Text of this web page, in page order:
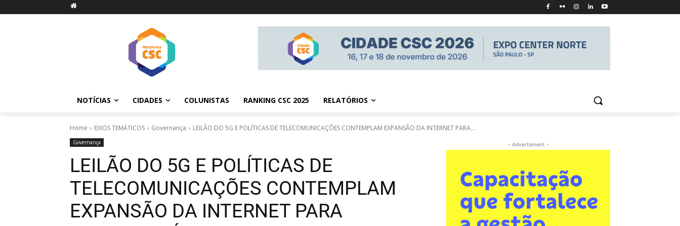
NOTÍCIAS CIDADES COLUNISTAS RANKING CSC 2025 RELATÓRIOS
Home EIXOS TEMÁTICOS Governança LEILÃO DO 5G E POLÍTICAS DE TELECOMUNICAÇÕES CONTEMPLAM EXPANSÃO DA INTERNET PARA...
Governança
LEILÃO DO 5G E POLÍTICAS DE
TELECOMUNICAÇÕES CONTEMPLAM
EXPANSÃO DA INTERNET PARA
- Advertisment -